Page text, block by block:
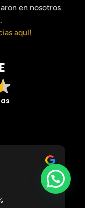
en nosotros
aquí!